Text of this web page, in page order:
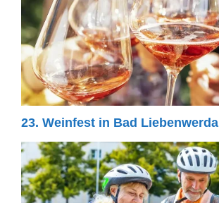
23. Weinfest in Bad Liebenwerda